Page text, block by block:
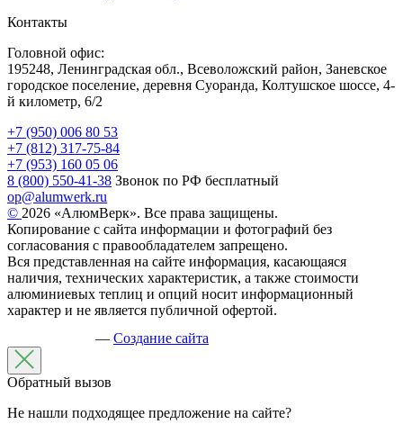
Контакты
Головной офис:
195248, Ленинградская обл., Всеволожский район, Заневское
городское поселение, деревня Суоранда, Колтушское шоссе, 4-
й километр, 6/2
+7 (950) 006 80 53
+7 (812) 317-75-84
+7 (953) 160 05 06
8 (800) 550-41-38 Звонок по РФ бесплатный
op@alumwerk.ru
© 2026 «АлюмВерк». Все права защищены.
Копирование с сайта информации и фотографий без
согласования с правообладателем запрещено.
Вся представленная на сайте информация, касающаяся
наличия, технических характеристик, а также стоимости
алюминиевых теплиц и опций носит информационный
характер и не является публичной офертой.
— Создание сайта
Обратный вызов
Не нашли подходящее предложение на сайте?